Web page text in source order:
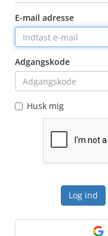
E-mail adresse
Adgangskode
Husk mig